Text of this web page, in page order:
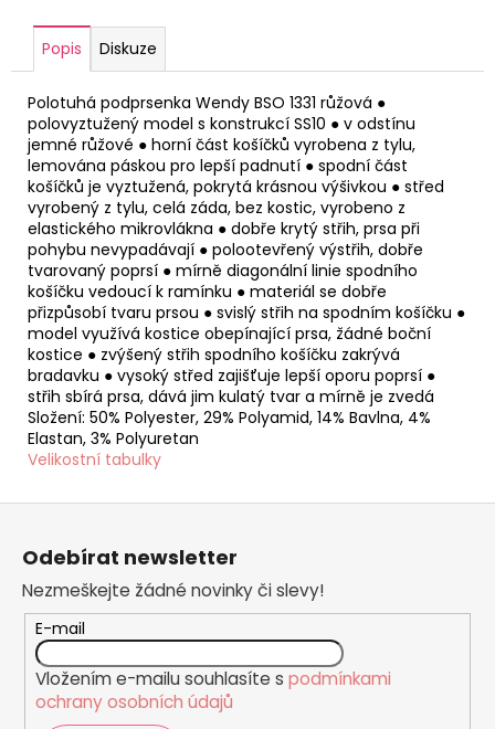
Popis Diskuze
Polotuhá podprsenka Wendy BSO 1331 růžová ●
polovyztužený model s konstrukcí SS10 ● v odstínu
jemné růžové ● horní část košíčků vyrobena z tylu,
lemována páskou pro lepší padnutí ● spodní část
košíčků je vyztužená, pokrytá krásnou výšivkou ● střed
vyrobený z tylu, celá záda, bez kostic, vyrobeno z
elastického mikrovlákna ● dobře krytý střih, prsa při
pohybu nevypadávají ● polootevřený výstřih, dobře
tvarovaný poprsí ● mírně diagonální linie spodního
košíčku vedoucí k ramínku ● materiál se dobře
přizpůsobí tvaru prsou ● svislý střih na spodním košíčku ●
model využívá kostice obepínající prsa, žádné boční
kostice ● zvýšený střih spodního košíčku zakrývá
bradavku ● vysoký střed zajišťuje lepší oporu poprsí ●
střih sbírá prsa, dává jim kulatý tvar a mírně je zvedá
Složení: 50% Polyester, 29% Polyamid, 14% Bavlna, 4%
Elastan, 3% Polyuretan
Velikostní tabulky
Z
Odebírat newsletter
Nezmeškejte žádné novinky či slevy!
E-mail
Vložením e-mailu souhlasíte s podmínkami
ochrany osobních údajů